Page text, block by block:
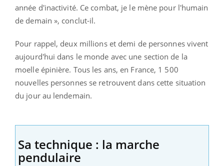
année d'inactivité. Ce combat, je le mène pour l'humain
de demain », conclut-il.
Pour rappel, deux millions et demi de personnes vivent
aujourd'hui dans le monde avec une section de la
moelle épinière. Tous les ans, en France, 1 500
nouvelles personnes se retrouvent dans cette situation
du jour au lendemain.
Sa technique : la marche
pendulaire